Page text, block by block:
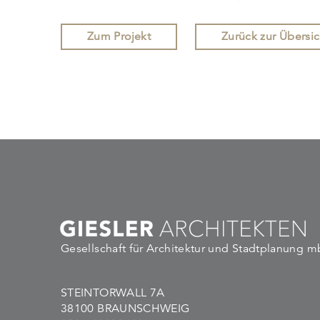
Zum Projekt Zurück zur
Gesellschaft für Architektur und Stadtplanung
STEINTORWALL 7A
38100 BRAUNSCHWEIG